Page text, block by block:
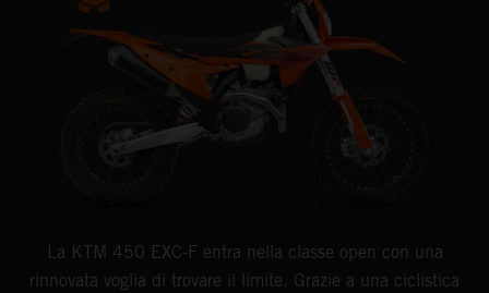
La KTM 450 EXC-F entra nella classe open con una
rinnovata voglia di trovare il limite. Grazie a una ciclistica